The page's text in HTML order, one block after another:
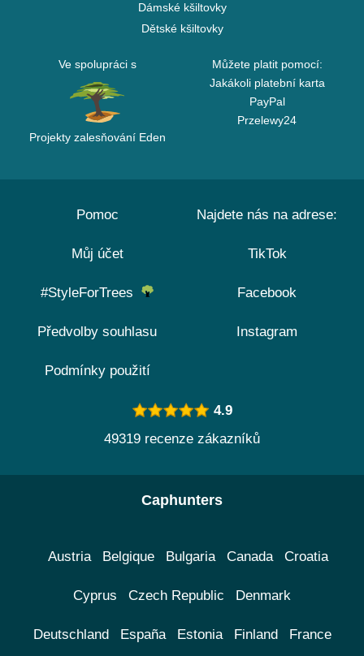
Dámské kšiltovky
Dětské kšiltovky
Ve spolupráci s
Projekty zalesňování Eden
Můžete platit pomocí:
Jakákoli platební karta
PayPal
Przelewy24
Pomoc
Můj účet
#StyleForTrees
Předvolby souhlasu
Podmínky použití
Najdete nás na adrese:
TikTok
Facebook
Instagram
4.9
49319 recenze zákazníků
Caphunters
Austria Belgique Bulgaria Canada Croatia
Cyprus Czech Republic Denmark
Deutschland España Estonia Finland France